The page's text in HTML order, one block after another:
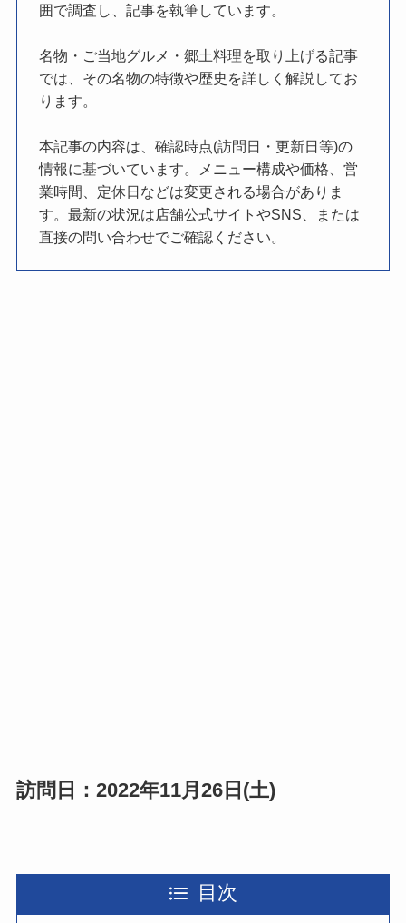
囲で調査し、記事を執筆しています。
名物・ご当地グルメ・郷土料理を取り上げる記事
では、その名物の特徴や歴史を詳しく解説してお
ります。
本記事の内容は、確認時点(訪問日・更新日等)の
情報に基づいています。メニュー構成や価格、営
業時間、定休日などは変更される場合がありま
す。最新の状況は店舗公式サイトやSNS、または
直接の問い合わせでご確認ください。
訪問日：2022年11月26日(土)
目次